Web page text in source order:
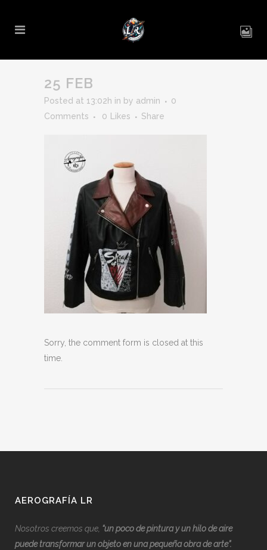
25 FEB
Posted at 13:02h in by admin
0
Comments
0 Likes Share
Sorry, the comment form is closed at this
time.
AEROGRAFÍA LR
Nosotros creemos que, “un poco de pintura y un hilo de aire
puede transformar un objeto en una pequeña obra de arte”.